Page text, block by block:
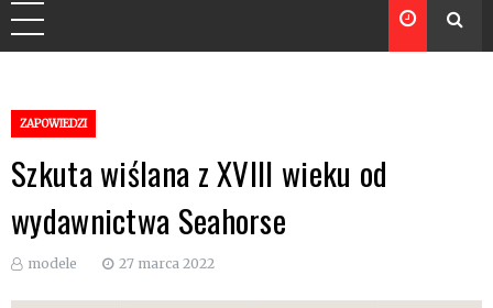
ZAPOWIEDZI
Szkuta wiślana z XVIII wieku od
wydawnictwa Seahorse
modele 27 marca 2022